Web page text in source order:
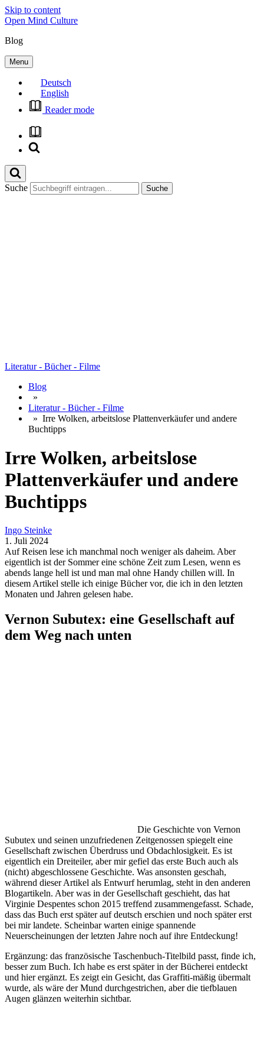
Skip to content
Open Mind Culture
Blog
Menu
Deutsch
English
Reader mode
Suche
Literatur - Bücher - Filme
Blog
»
Literatur - Bücher - Filme
» Irre Wolken, arbeitslose Plattenverkäufer und andere
Buchtipps
Irre Wolken, arbeitslose
Plattenverkäufer und andere
Buchtipps
Ingo Steinke
1. Juli 2024
Auf Reisen lese ich manchmal noch weniger als daheim. Aber
eigentlich ist der Sommer eine schöne Zeit zum Lesen, wenn es
abends lange hell ist und man mal ohne Handy chillen will. In
diesem Artikel stelle ich einige Bücher vor, die ich in den letzten
Monaten und Jahren gelesen habe.
Vernon Subutex: eine Gesellschaft auf
dem Weg nach unten
Die Geschichte von Vernon
Subutex und seinen unzufriedenen Zeitgenossen spiegelt eine
Gesellschaft zwischen Überdruss und Obdachlosigkeit. Es ist
eigentlich ein Dreiteiler, aber mir gefiel das erste Buch auch als
(nicht) abgeschlossene Geschichte. Was ansonsten geschah,
während dieser Artikel als Entwurf herumlag, steht in den anderen
Blogartikeln. Aber was in der Gesellschaft geschieht, das hat
Virginie Despentes schon 2015 treffend zusammengefasst. Schade,
dass das Buch erst später auf deutsch erschien und noch später erst
bei mir landete. Scheinbar warten einige spannende
Neuerscheinungen der letzten Jahre noch auf ihre Entdeckung!
Ergänzung: das französische Taschenbuch-Titelbild passt, finde ich,
besser zum Buch. Ich habe es erst später in der Bücherei entdeckt
und hier ergänzt. Es zeigt ein Gesicht, das Graffiti-mäßig übermalt
wurde, als wäre der Mund durchgestrichen, aber die tiefblauen
Augen glänzen weiterhin sichtbar.